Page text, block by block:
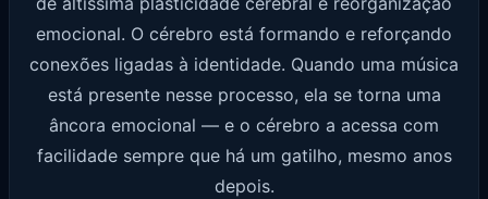
emocional. O cérebro está formando e reforçando
conexões ligadas à identidade. Quando uma música
está presente nesse processo, ela se torna uma
âncora emocional — e o cérebro a acessa com
facilidade sempre que há um gatilho, mesmo anos
depois.